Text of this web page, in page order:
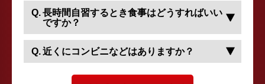
長時間自習するとき食事はどうすればいい
ですか？
近くにコンビニなどはありますか？